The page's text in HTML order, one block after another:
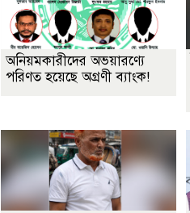
অনিয়মকারীদের অভয়ারণ্যে
পরিণত হয়েছে অগ্রণী ব্যাংক!